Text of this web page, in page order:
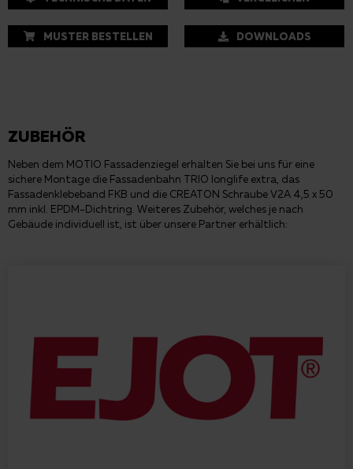
MUSTER BESTELLEN DOWNLOADS
ZUBEHÖR
Neben dem MOTIO Fassadenziegel erhalten Sie bei uns für eine
sichere Montage die Fassadenbahn TRIO longlife extra, das
Fassadenklebeband FKB und die CREATON Schraube V2A 4,5 x 50
mm inkl. EPDM-Dichtring. Weiteres Zubehör, welches je nach
Gebäude individuell ist, ist über unsere Partner erhältlich: